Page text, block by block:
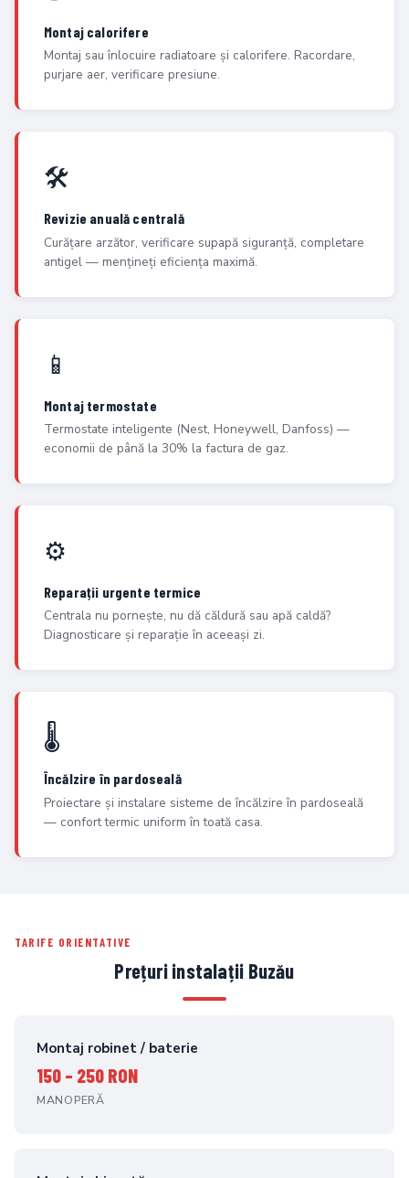
Montaj calorifere
Montaj sau înlocuire radiatoare și calorifere. Racordare,
purjare aer, verificare presiune.
🛠️
Revizie anuală centrală
Curățare arzător, verificare supapă siguranță, completare
antigel — mențineți eficiența maximă.
📱
Montaj termostate
Termostate inteligente (Nest, Honeywell, Danfoss) —
economii de până la 30% la factura de gaz.
⚙️
Reparații urgente termice
Centrala nu pornește, nu dă căldură sau apă caldă?
Diagnosticare și reparație în aceeași zi.
🌡️
Încălzire în pardoseală
Proiectare și instalare sisteme de încălzire în pardoseală
— confort termic uniform în toată casa.
TARIFE ORIENTATIVE
Prețuri instalații Buzău
Montaj robinet / baterie
150 – 250 RON
MANOPERĂ